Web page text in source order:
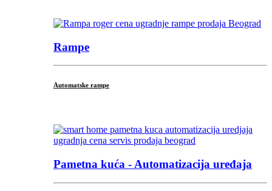
Rampe
Automatske rampe
Pametna kuća - Automatizacija uređaja